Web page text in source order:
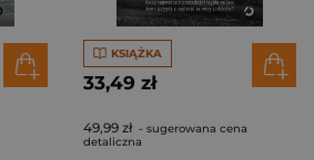
KSIĄŻKA
33,49 zł
49,99 zł - sugerowana cena
detaliczna